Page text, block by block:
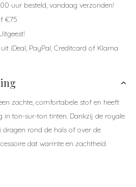
uur besteld, vandaag verzonden!
€75
iDeal, PayPal, Creditcard of Klarna
zachte, comfortabele stof en heeft
in ton-sur-ton tinten. Dankzij de royale
rond de hals of over de
dat warmte en zachtheid